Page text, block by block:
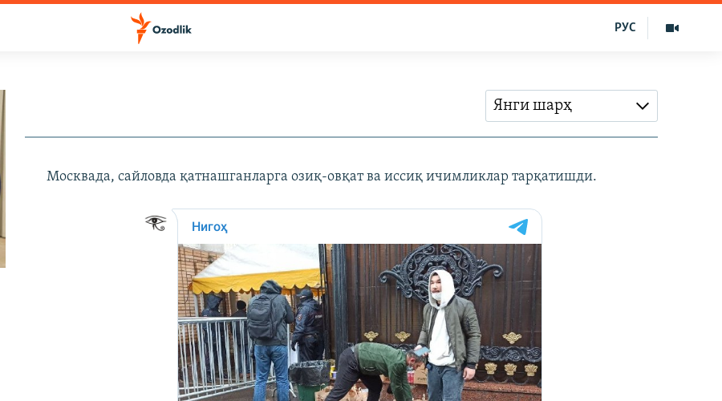
РУС
Янги шарҳ
Москвада, сайловда қатнашганларга озиқ-овқат ва иссиқ ичимликлар тарқатишди.